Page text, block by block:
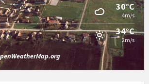
30°C
4m/s
34°C
2m/s